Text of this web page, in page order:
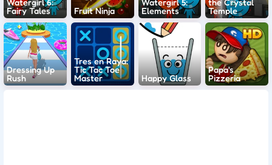
Watergirl 6:
Fairy Tales
Fruit Ninja
Watergirl 5:
Elements
the Crystal
Temple
Dressing Up
Rush
Tres en Raya:
Tic Tac Toe
Master
Happy Glass
Papa's
Pizzeria